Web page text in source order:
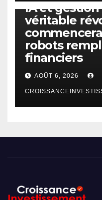
IA et gestion
véritable
robots
financiers
AOÛT 6, 2026